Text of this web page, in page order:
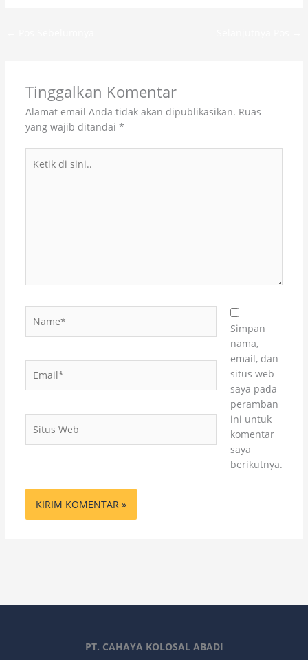
Tinggalkan Komentar
Alamat email Anda tidak akan dipublikasikan. Ruas
yang wajib ditandai *
Web
Simpan
nama,
email, dan
situs web
saya pada
peramban
ini untuk
komentar
saya
berikutnya.
PT. CAHAYA KOLOSAL ABADI